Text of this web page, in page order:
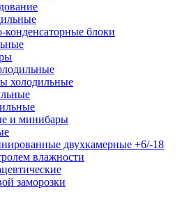
конденсаторные блоки
холодильные
и минибары
двухкамерные +6/-18
влажности
заморозки